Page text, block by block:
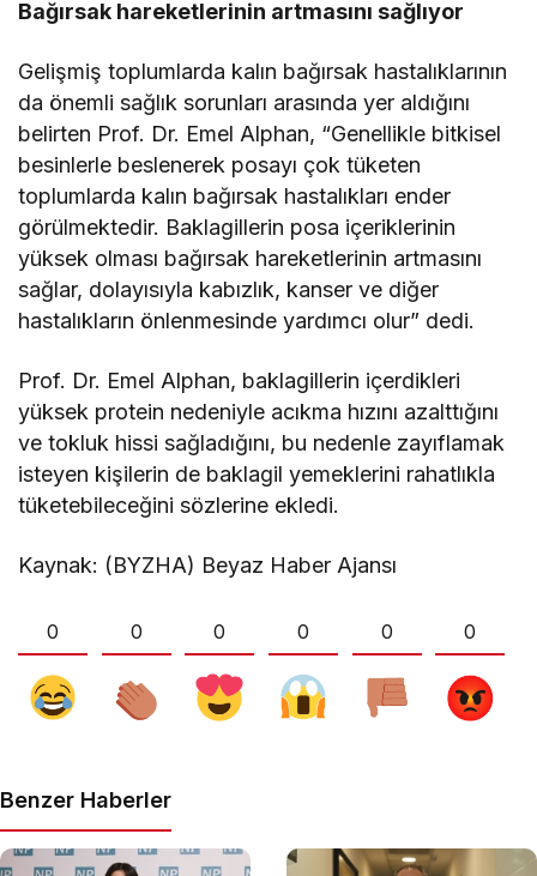
Bağırsak hareketlerinin artmasını sağlıyor
Gelişmiş toplumlarda kalın bağırsak hastalıklarının
da önemli sağlık sorunları arasında yer aldığını
belirten Prof. Dr. Emel Alphan, “Genellikle bitkisel
besinlerle beslenerek posayı çok tüketen
toplumlarda kalın bağırsak hastalıkları ender
görülmektedir. Baklagillerin posa içeriklerinin
yüksek olması bağırsak hareketlerinin artmasını
sağlar, dolayısıyla kabızlık, kanser ve diğer
hastalıkların önlenmesinde yardımcı olur” dedi.
Prof. Dr. Emel Alphan, baklagillerin içerdikleri
yüksek protein nedeniyle acıkma hızını azalttığını
ve tokluk hissi sağladığını, bu nedenle zayıflamak
isteyen kişilerin de baklagil yemeklerini rahatlıkla
tüketebileceğini sözlerine ekledi.
Kaynak: (BYZHA) Beyaz Haber Ajansı
0 0 0 0 0 0
Benzer Haberler